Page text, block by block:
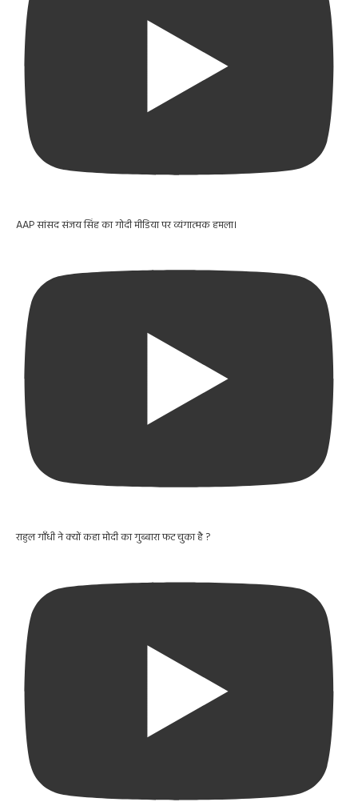
AAP सांसद संजय सिंह का गोदी मीडिया पर व्यंगात्मक हमला।
राहुल गाँधी ने क्यों कहा मोदी का गुब्बारा फट चुका है ?